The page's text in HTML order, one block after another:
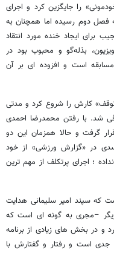
را جایگزین کرد و اجرای
فصل دوم رسیده اما همچنان به
برای ایجاد خنده مورد انتقاد
بذله‌گو و محبوب بود در
است و افزوده ای بر آن
کارش را شروع کرد و مدتی
شد. با رفتن محمدرضا احمدی
گرفت و حالا همزمان این دو
در «گزارش ورزشی» از خود
؛ اجرای پرتکلف از مهم ترین
که سپند امیر سلیمانی هدایت
–مجری به گونه ای است که
و در بخش های زیادی از برنامه
است و رفتار و گفتارش با